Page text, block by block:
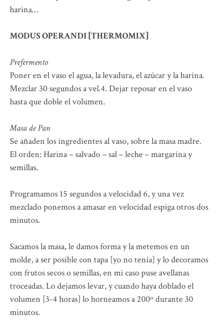
harina…
MODUS OPERANDI [THERMOMIX]
Prefermento
Poner en el vaso el agua, la levadura, el azúcar y la harina.
Mezclar 30 segundos a vel.4. Dejar reposar en el vaso
hasta que doble el volumen.
Masa de Pan
Se añaden los ingredientes al vaso, sobre la masa madre.
El orden: Harina – salvado – sal – leche – margarina y
semillas.
Programamos 15 segundos a velocidad 6, y una vez
mezclado ponemos a amasar en velocidad espiga otros dos
minutos.
Sacamos la masa, le damos forma y la metemos en un
molde, a ser posible con tapa [yo no tenía] y lo decoramos
con frutos secos o semillas, en mi caso puse avellanas
troceadas. Lo dejamos levar, y cuando haya doblado el
volumen [3-4 horas] lo horneamos a 200º durante 30
minutos.